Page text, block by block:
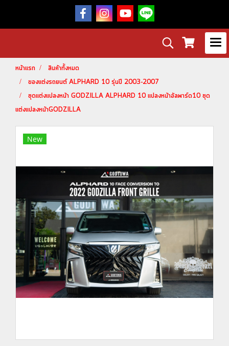
หน้าแรก
สินค้าทั้งหมด
ของแต่งรถยนต์ ALPHARD 10 รุ่นปี 2003-2007
ชุดแต่งแปลงหน้า GODZILLA ALPHARD 10 แปลงหน้าอัลพาร์ด10 ชุด
แต่งแปลงหน้าGODZILLA
New